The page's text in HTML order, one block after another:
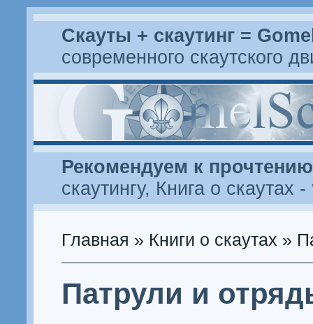
Скауты + скаутинг =
современного скаутского
Рекомендуем к прочтению
скаутингу, Книга о скаутах -
Главная » Книги о скаутах »
Патрули и